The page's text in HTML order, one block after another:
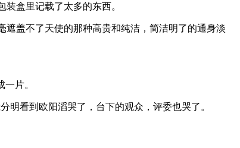
盒里记载了太多的东西。
盖不了天使的那种高贵和纯洁，简洁明了的通身淡
片。
明看到欧阳滔哭了，台下的观众，评委也哭了。